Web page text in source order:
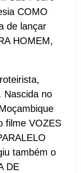
COMO
de lançar
HOMEM,
Nascida no
filme VOZES
também o
DE